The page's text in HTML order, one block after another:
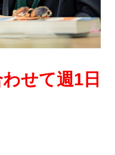
せて週1⽇